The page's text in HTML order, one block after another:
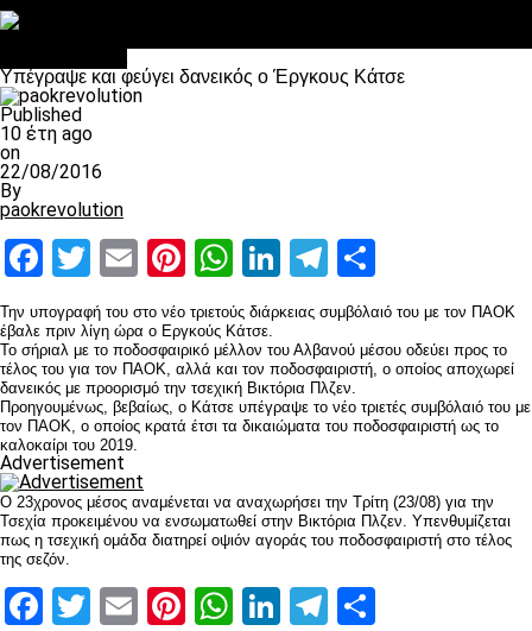
Υπέγραψε και φεύγει δανεικός ο Έργκους Κάτσε
Published
10 έτη ago
on
22/08/2016
By
paokrevolution
Facebook
Twitter
EmailPinterest
WhatsApp
LinkedIn
Telegram
Την υπογραφή του στο νέο τριετούς διάρκειας συμβόλαιό του με τον ΠΑΟΚ
έβαλε πριν λίγη ώρα ο Εργκούς Κάτσε.
Το σήριαλ με το ποδοσφαιρικό μέλλον του Αλβανού μέσου οδεύει προς το
τέλος του για τον ΠΑΟΚ, αλλά και τον ποδοσφαιριστή, ο οποίος αποχωρεί
δανεικός με προορισμό την τσεχική Βικτόρια Πλζεν.
Προηγουμένως, βεβαίως, ο Κάτσε υπέγραψε το νέο τριετές συμβόλαιό του με
τον ΠΑΟΚ, ο οποίος κρατά έτσι τα δικαιώματα του ποδοσφαιριστή ως το
καλοκαίρι του 2019.
Advertisement
Ο 23χρονος μέσος αναμένεται να αναχωρήσει την Τρίτη (23/08) για την
Τσεχία προκειμένου να ενσωματωθεί στην Βικτόρια Πλζεν. Υπενθυμίζεται
πως η τσεχική ομάδα διατηρεί οψιόν αγοράς του ποδοσφαιριστή στο τέλος
της σεζόν.
Facebook
Twitter
EmailPinterest
WhatsApp
LinkedIn
Telegram